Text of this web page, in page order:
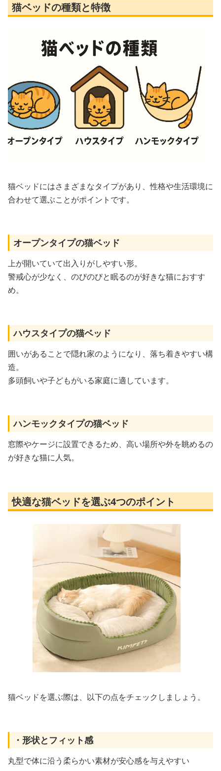
猫ベッドの種類と特徴
猫ベッドにはさまざまなタイプがあり、性格や生活環境に
合わせて選ぶことがポイントです。
オープンタイプの猫ベッド
上が開いていて出入りがしやすい形。
警戒心が少なく、のびのびと眠るのが好きな猫におすす
め。
ハウスタイプの猫ベッド
囲いがあることで隠れ家のようになり、落ち着きやすい構
造。
多頭飼いや子どもがいる家庭に適しています。
ハンモックタイプの猫ベッド
窓際やケージに設置できるため、高い場所や外を眺めるの
が好きな猫に人気。
快適な猫ベッドを選ぶ4つのポイント
猫ベッドを選ぶ際は、以下の点をチェックしましょう。
・形状とフィット感
丸型で体に沿う柔らかい素材が安心感を与えやすい